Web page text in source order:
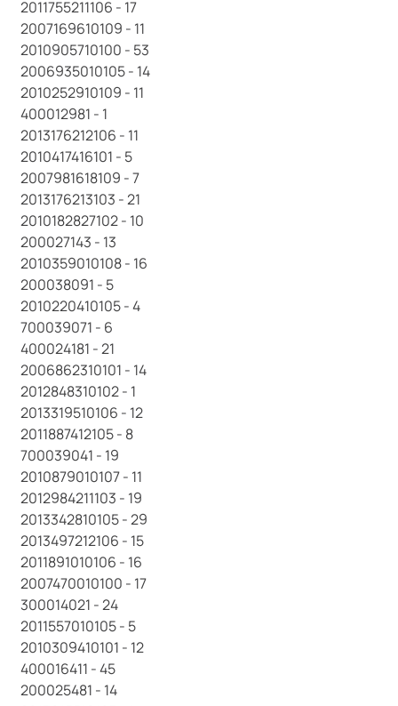
2011755211106 - 17
2007169610109 - 11
2010905710100 - 53
2006935010105 - 14
2010252910109 - 11
400012981 - 1
2013176212106 - 11
2010417416101 - 5
2007981618109 - 7
2013176213103 - 21
2010182827102 - 10
200027143 - 13
2010359010108 - 16
200038091 - 5
2010220410105 - 4
700039071 - 6
400024181 - 21
2006862310101 - 14
2012848310102 - 1
2013319510106 - 12
2011887412105 - 8
700039041 - 19
2010879010107 - 11
2012984211103 - 19
2013342810105 - 29
2013497212106 - 15
2011891010106 - 16
2007470010100 - 17
300014021 - 24
2011557010105 - 5
2010309410101 - 12
400016411 - 45
200025481 - 14